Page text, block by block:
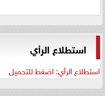
استطلاع الرأي
استطلاع الرأي: اضغط للتحميل